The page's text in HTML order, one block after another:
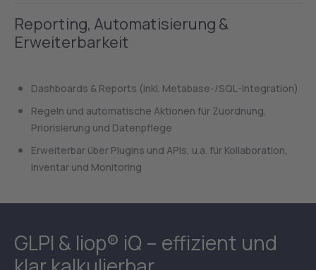
Reporting, Automatisierung &
Erweiterbarkeit
Dashboards & Reports (inkl. Metabase-/SQL-Integration)
Regeln und automatische Aktionen für Zuordnung,
Priorisierung und Datenpflege
Erweiterbar über Plugins und APIs, u.a. für Kollaboration,
Inventar und Monitoring
GLPI & liop® iQ – effizient und